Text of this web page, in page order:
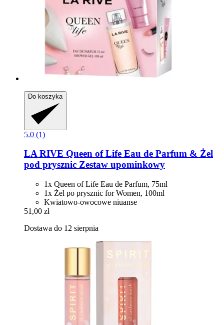
Do koszyka
5.0 (1)
LA RIVE Queen of Life Eau de Parfum & Żel
pod prysznic Zestaw upominkowy
1x Queen of Life Eau de Parfum, 75ml
1x Żel po prysznic for Women, 100ml
Kwiatowo-owocowe niuanse
51,00 zł
Dostawa do 12 sierpnia